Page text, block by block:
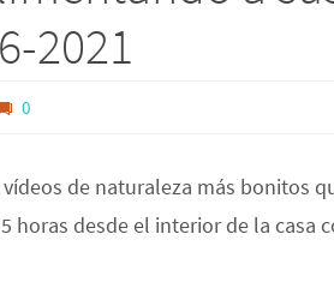
2021
0
de naturaleza más bonitos
horas desde el interior de la